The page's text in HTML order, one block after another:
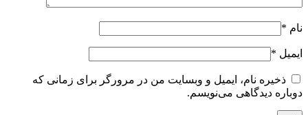
نام *
ایمیل *
ذخیره نام، ایمیل و وبسایت من در مرورگر برای زمانی که
دوباره دیدگاهی می‌نویسم.